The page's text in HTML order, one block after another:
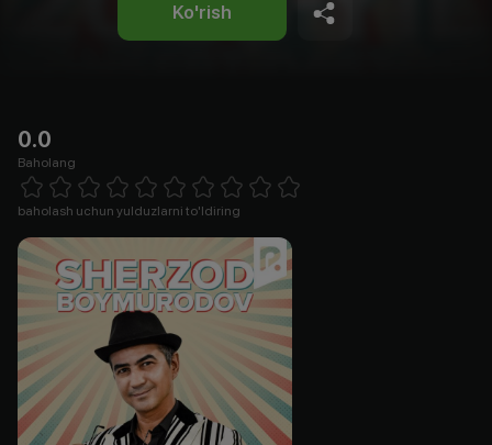
Ko'rish
0.0
Baholang
1 Star 2 Stars 3 Stars 4 Stars5 Stars 6 Stars7 Stars8 Stars
baholash uchun yulduzlarni to'ldiring